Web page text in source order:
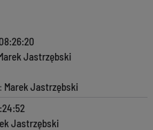
Jastrzębski
Marek Jastrzębski
Jastrzębski